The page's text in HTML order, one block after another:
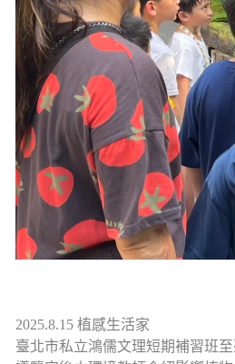
2025.8.15 植感生活家
臺北市私立鴻儒文理短期補習班